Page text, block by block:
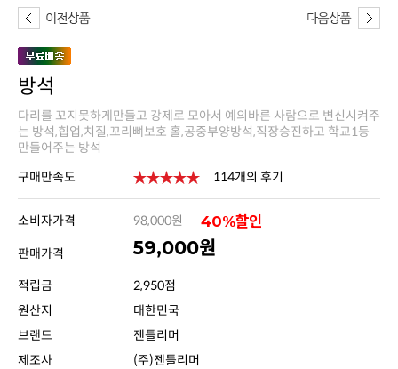
방석
만들어주는 방석
구매만족도
114개의 후기
소비자가격 98,000원 40%할인
판매가격 59,000원
적립금
2,950점
원산지
대한민국
브랜드
젠틀리머
제조사
(주)젠틀리머